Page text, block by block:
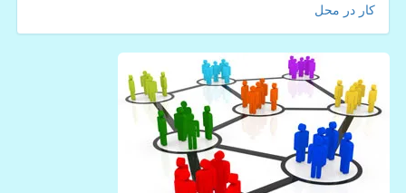
کار در محل